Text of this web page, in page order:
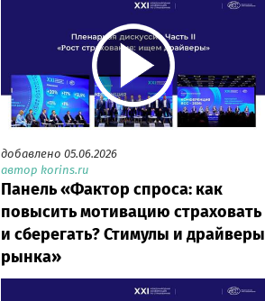
добавлено 05.06.2026
автор korins.ru
Панель «Фактор спроса: как
повысить мотивацию страховать
и сберегать? Стимулы и драйверы
рынка»